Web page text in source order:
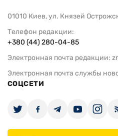
01010 Киев, ул. Князей
Телефон редакции:
+380 (44) 280-04-85
Электронная почта редакции:
Электронная почта службы
СОЦСЕТИ